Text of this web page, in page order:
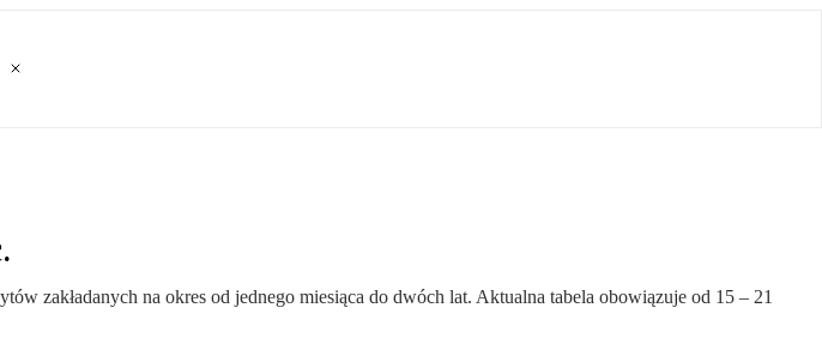
zakładanych na okres od jednego miesiąca do dwóch lat. Aktualna tabela obowiązuje od 15 – 21